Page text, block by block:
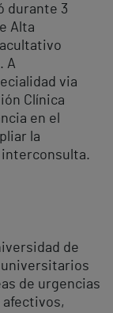
durante 3
Alta
A
via
Clínica
en el
la
interconsulta.
de
universitarios
de urgencias